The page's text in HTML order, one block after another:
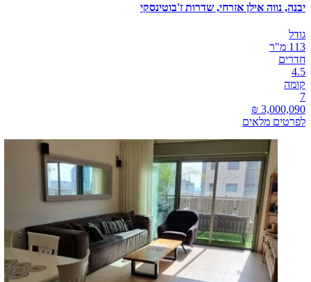
יבנה, נווה אילן אזרחי, שדרות ז'בוטינסקי
גודל
113 מ"ר
חדרים
4.5
קומה
7
לפרטים מלאים